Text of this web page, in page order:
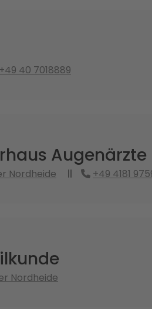
+49 40 7018889
Augenärzte
Nordheide +49 4181
Nordheide